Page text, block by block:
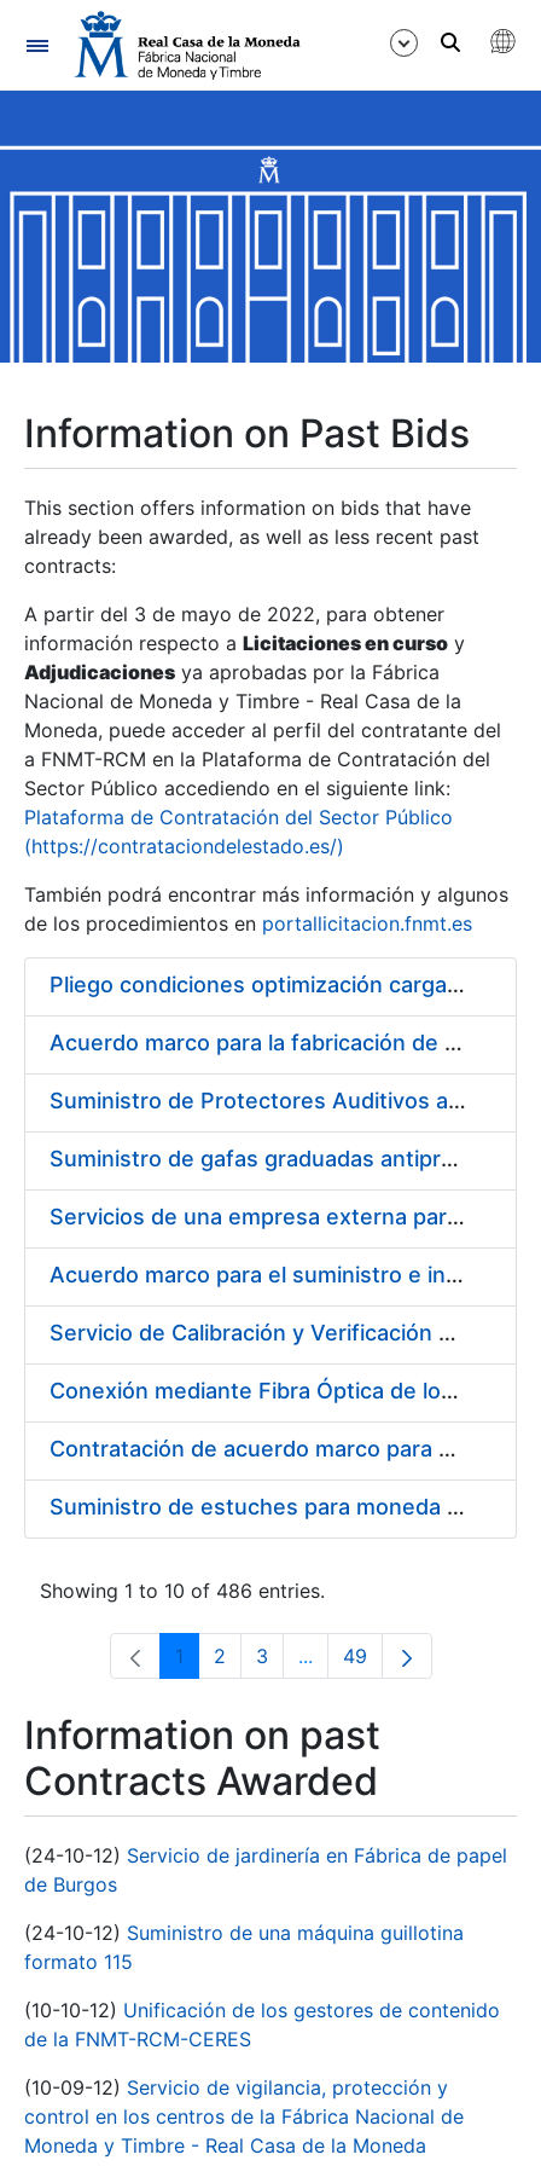
Navigation
Show/Hide
Show/Hide
Show/Hide
Show/Hide
Show/Hide
Show/Hide
Information on Past Bids
This section offers information on bids that have
already been awarded, as well as less recent past
contracts:
A partir del 3 de mayo de 2022, para obtener
información respecto a Licitaciones en curso y
Adjudicaciones ya aprobadas por la Fábrica
Nacional de Moneda y Timbre - Real Casa de la
Moneda, puede acceder al perfil del contratante del
a FNMT-RCM en la Plataforma de Contratación del
Sector Público accediendo en el siguiente link:
Plataforma de Contratación del Sector Público
(https://contrataciondelestado.es/)
También podrá encontrar más información y algunos
de los procedimientos en portallicitacion.fnmt.es
Pliego condiciones optimización cargas compras firmado
Acuerdo marco para la fabricación de piezas
Suministro de Protectores Auditivos a medida para las personas trabajadoras de los Centros de Trabajo de Madrid y Burgos
Suministro de gafas graduadas antiproyecciones para los trabajadores de la FNMT-RCM en los centros de trabajo de Madrid y Burgos
Servicios de una empresa externa para el asesoramiento y resolución de los recursos de alzada que se presentan relacionados con procesos de selección para la FNMT-RCM
Acuerdo marco para el suministro e instalación de persianas, estores y otros complementos
Servicio de Calibración y Verificación Externa de los Equipos de Medición del Servicio de Prevención de la FNMT-RCM
Conexión mediante Fibra Óptica de los Centros de Proceso de Datos (CPDs) de las sedes de la FNMT-RCM de Burgos y Madrid
Contratación de acuerdo marco para el Suministro de Material de Electricidad para la Fábrica Nacional de Moneda y Timbre-Real Casa de la Moneda en su centro de trabajo de Burgos
Suministro de estuches para moneda de 30 €
Showing 1 to 10 of 486 entries.
Page
1 Page
2 Page
3 ...Intermediate Pages Use
Page
49
Information on past
Contracts Awarded
(24-10-12) Servicio de jardinería en Fábrica de papel
de Burgos
(24-10-12) Suministro de una máquina guillotina
formato 115
(10-10-12) Unificación de los gestores de contenido
de la FNMT-RCM-CERES
(10-09-12) Servicio de vigilancia, protección y
control en los centros de la Fábrica Nacional de
Moneda y Timbre - Real Casa de la Moneda